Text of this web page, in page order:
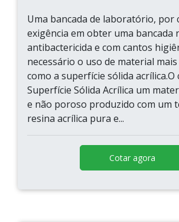
Uma bancada de laboratório, por
exigência em obter uma bancada
antibactericida e com cantos
necessário o uso de material
como a superfície sólida acrílica.O
Superfície Sólida Acrílica um
e não poroso produzido com um
resina acrílica pura e...
Cotar agora